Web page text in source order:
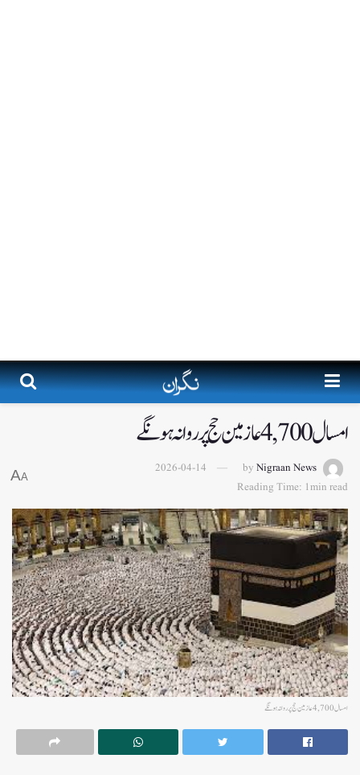
امسال 4,700 عازمین حج پر روانہ ہونگے
by Nigraan News
2026-04-14
Reading Time: 1min read
A
A
امسال 4,700 عازمین حج پر روانہ ہونگے